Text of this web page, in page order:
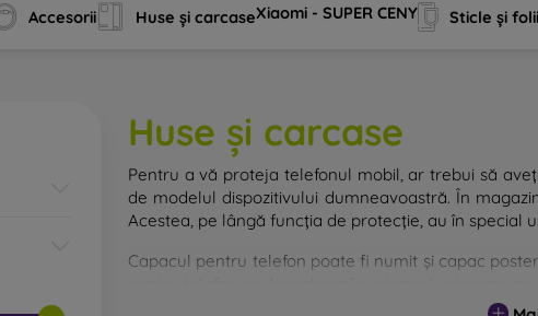
Accesorii Huse și carcaseXiaomi - SUPER CENY Sticle și folii
Huse și carcase
Pentru a vă proteja telefonul mobil, ar trebui să
de modelul dispozitivului dumneavoastră. În
Acestea, pe lângă funcția de protecție, au în special
Capacul pentru telefon poate fi numit și capac